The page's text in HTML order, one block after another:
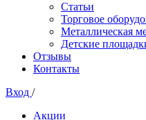
Статьи
Торговое
Металлическая
Детские
Отзывы
Контакты
Вход /
Акции